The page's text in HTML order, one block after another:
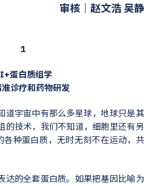
审核｜赵文浩 吴静
1
蛋白质组学
诊疗和药物研发
道宇宙中有那么多星球，地球只是其
的技术，我们不知道，细胞里还有另
种蛋白质，无时无刻不在运动，共
达的全套蛋白质。如果把基因比喻为